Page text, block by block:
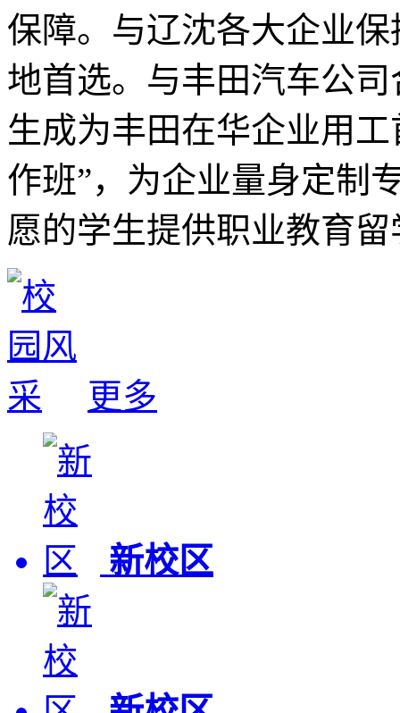
保障。与辽沈各大企业
地首选。与丰田汽车公
生成为丰田在华企业用
作班”，为企业量身定制
愿的学生提供职业教育
更多
新校区